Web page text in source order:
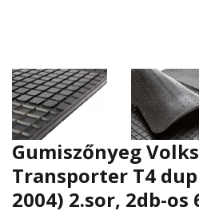
Gumiszőnyeg
Transporter T4
2004) 2.sor, 2db-os